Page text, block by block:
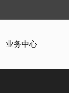
业务中心